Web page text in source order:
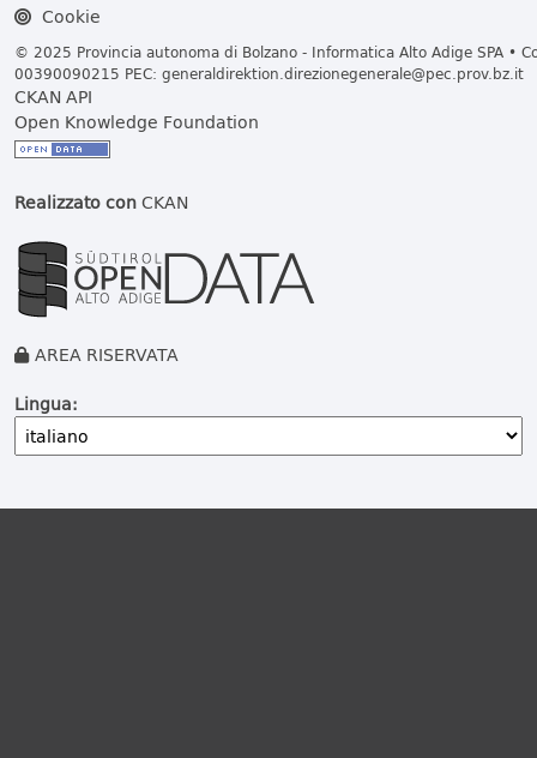
Cookie
© 2025 Provincia autonoma di Bolzano - Informatica Alto Adige SPA •
00390090215 PEC: generaldirektion.direzionegenerale@pec.prov.bz.it
CKAN API
Open Knowledge Foundation
Realizzato conCKAN
AREA RISERVATA
Lingua